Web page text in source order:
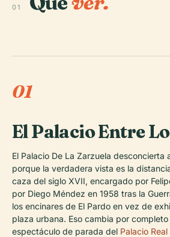
01
01
El Palacio Entre
El Palacio De La Zarzuela desconcierta
porque la verdadera vista es la
caza del siglo XVII, encargado por
por Diego Méndez en 1958 tras la
los encinares de El Pardo en vez de
plaza urbana. Eso cambia por
espectáculo de parada del Palacio